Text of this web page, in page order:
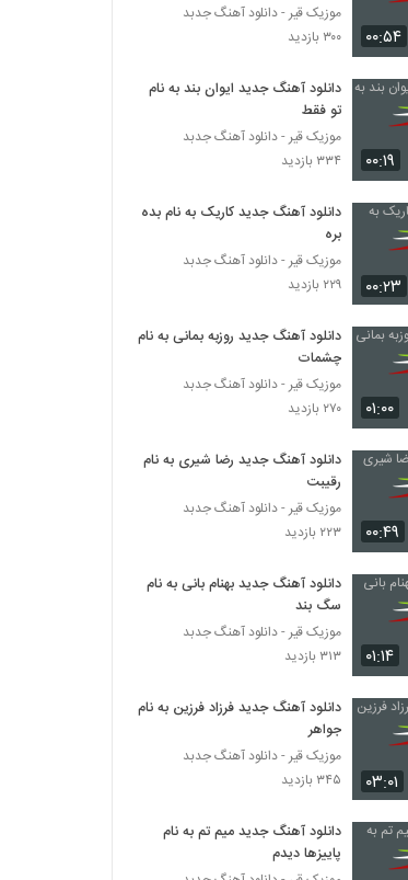
Saavar Sigar)
دانلود آهنگ دردانه از رضا نصیری
۳۶۱ بازدید
دانلود آهنگ جدید و زیبای داود حیدریان با نام
تو که باشی (به همراه تو که باشی)
۳۱۱ بازدید
Mohammad Roya Ke Chi Beshe
۲۷۷ بازدید
سیاوش بکایی آهنگ قطار
۳۱۳ بازدید
آهنگ ای کاش از مجتبی اوز(پاپ)
۲۶۸ بازدید
Mohammad Bakhtiyari Divoone Var
۳۳۵ بازدید
آهنگ مهدی محمدولی بنام حیف
Arman Azmand Baziche
۲۸۸ بازدید
دانلود آهنگ وای از علیرضا داوری
۳۰۷ بازدید
۰۰:۵۴
موزیک قیر - دانلود آهنگ جدبد
۳۰۰ بازدید
۰۰:۱۹
دانلود آهنگ جدید ایوان بند به نام
تو فقط
موزیک قیر - دانلود آهنگ جدبد
۳۳۴ بازدید
۰۰:۲۳
دانلود آهنگ جدید کاریک به نام بده
بره
موزیک قیر - دانلود آهنگ جدبد
۲۲۹ بازدید
۰۱:۰۰
دانلود آهنگ جدید روزبه بمانی به نام
چشمات
موزیک قیر - دانلود آهنگ جدبد
۲۷۰ بازدید
۰۰:۴۹
دانلود آهنگ جدید رضا شیری به نام
رقیبت
موزیک قیر - دانلود آهنگ جدبد
۲۲۳ بازدید
۰۱:۱۴
دانلود آهنگ جدید بهنام بانی به نام
سگ بند
موزیک قیر - دانلود آهنگ جدبد
۳۱۳ بازدید
۰۳:۰۱
دانلود آهنگ جدید فرزاد فرزین به نام
جواهر
موزیک قیر - دانلود آهنگ جدبد
۳۴۵ بازدید
دانلود آهنگ جدید میم تم به نام
پاییزها دیدم